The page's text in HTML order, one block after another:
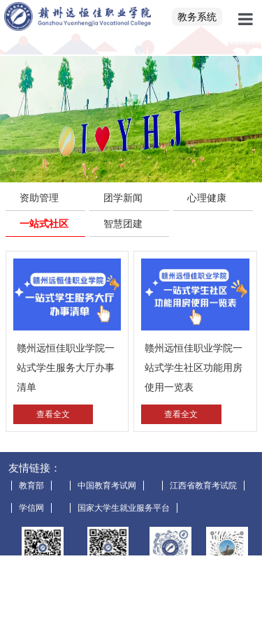
首
教务系统
资助管理 团学新闻 心理健康
一站式社区 智慧团建
赣州远恒佳职业学院一
站式学生服务大厅办事
清单
查看全文
赣州远恒佳职业学院一
站式学生社区功能用房
使用一览表
查看全文
友情链接：
教育部 中国教育考试网 江西省教育考试院
学信网 国家大学生就业服务平台